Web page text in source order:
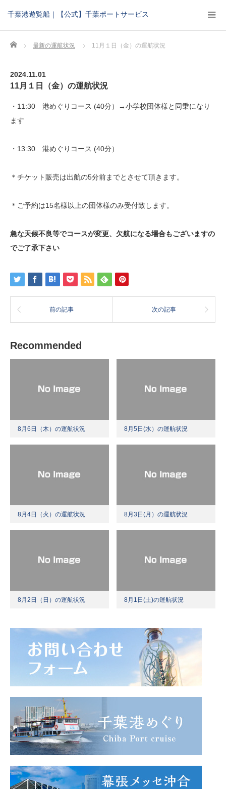
千葉港遊覧船｜【公式】千葉ポートサービス
Home 最新の運航状況 11月１日（金）の運航状況
2024.11.01
11月１日（金）の運航状況
・11:30 港めぐりコース (40分）→小学校団体様と同乗になり
ます
・13:30 港めぐりコース (40分）
＊チケット販売は出航の5分前までとさせて頂きます。
＊ご予約は15名様以上の団体様のみ受付致します。
急な天候不良等でコースが変更、欠航になる場合もございますの
でご了承下さい
前の記事 次の記事
Recommended
8月6日（木）の運航状況 8月5日(水）の運航状況
8月4日（火）の運航状況 8月3日(月）の運航状況
8月2日（日）の運航状況 8月1日(土)の運航状況